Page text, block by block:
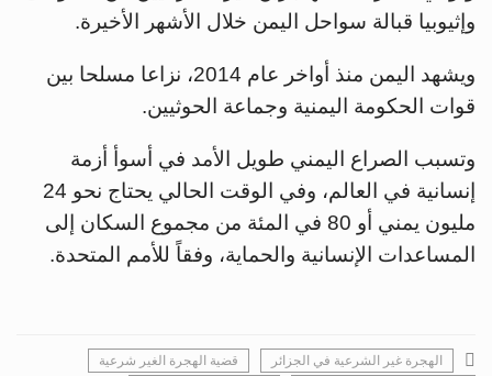
وإثيوبيا قبالة سواحل اليمن خلال الأشهر الأخيرة.
ويشهد اليمن منذ أواخر عام 2014، نزاعا مسلحا بين
قوات الحكومة اليمنية وجماعة الحوثيين.
وتسبب الصراع اليمني طويل الأمد في أسوأ أزمة
إنسانية في العالم، وفي الوقت الحالي يحتاج نحو 24
مليون يمني أو 80 في المئة من مجموع السكان إلى
المساعدات الإنسانية والحماية، وفقاً للأمم المتحدة.
الهجرة غير الشرعية في الجزائر قضية الهجرة الغير شرعية